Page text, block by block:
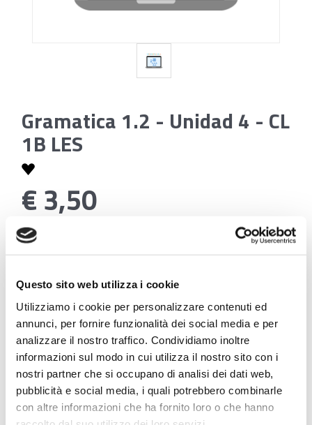
Questo sito web utilizza i cookie
Utilizziamo i cookie per personalizzare contenuti ed
annunci, per fornire funzionalità dei social media e per
analizzare il nostro traffico. Condividiamo inoltre
informazioni sul modo in cui utilizza il nostro sito con i
nostri partner che si occupano di analisi dei dati web,
pubblicità e social media, i quali potrebbero combinarle
con altre informazioni che ha fornito loro o che hanno
Gramatica 1.2 - Unidad 4 - CL
1B LES
€ 3,50
Codice:
Se sei studente della scuola utilizza il coupon
"CPVIDEOPILLOLA" in fase di checkout per azzerare
il costo della VideoPillola